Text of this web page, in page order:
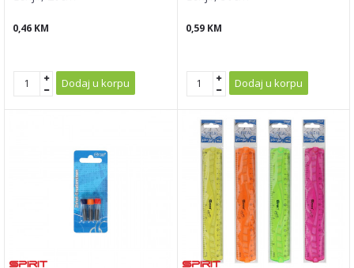
0,46 KM
Dodaj u korpu
0,59 KM
Dodaj u korpu